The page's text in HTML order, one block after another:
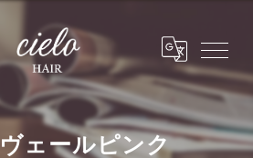
ェールピンク